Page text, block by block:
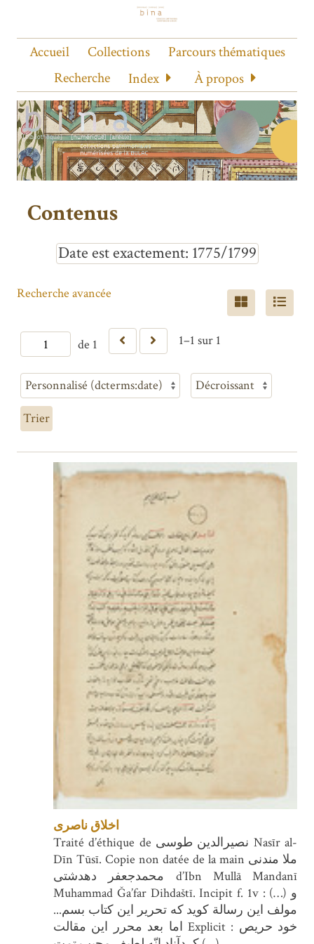
Accueil Collections
Parcours thématiques
Recherche
Index À propos
Contenus
Date est exactement 1775/1799
de 1 1–1 sur 1
Recherche avancée
Trier
اخلاق ناصری
Traité d’éthique de نصیرالدین طوسی Nasīr al-
Dīn Tūsī. Copie non datée de la main ملا مندنی
محمدجعفر دهدشتی d’Ibn Mullā Mandanī
Muhammad Ğa’far Dihdaštī. Incipit f. 1v : (…) و
مولف اين رسالة كويد كه تحرير اين كتاب بسم...
اما بعد محرر اين مقالت Explicit : خود حريص